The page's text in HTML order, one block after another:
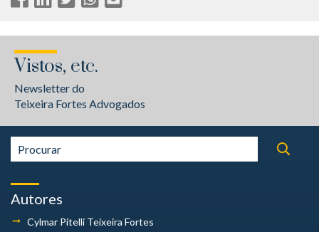
Vistos, etc.
Newsletter do
Teixeira Fortes Advogados
Autores
Cylmar Pitelli Teixeira Fortes